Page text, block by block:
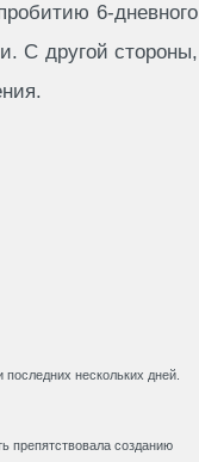
6-дневного
С другой стороны,
нескольких дней.
препятствовала созданию